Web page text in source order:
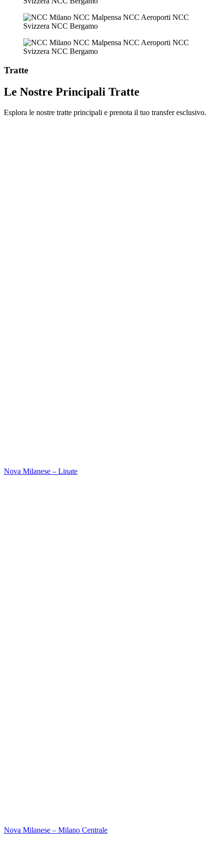
Tratte
Le Nostre Principali Tratte
Esplora le nostre tratte principali e prenota il tuo transfer esclusivo.
Nova Milanese – Linate
Nova Milanese – Milano Centrale